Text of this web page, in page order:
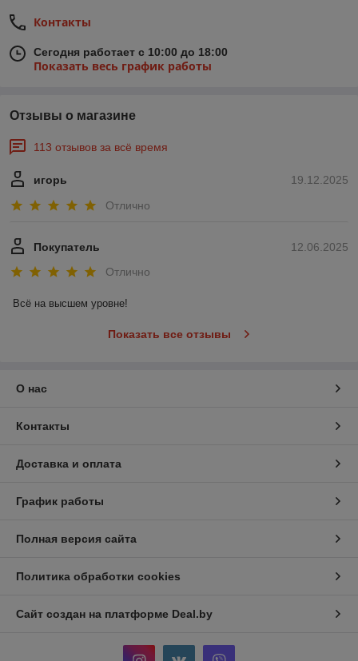
Контакты
Сегодня работает с 10:00 до 18:00
Показать весь график работы
Отзывы о магазине
113 отзывов за всё время
19.12.2025
игорь
Отлично
12.06.2025
Покупатель
Отлично
Всё на высшем уровне!
Показать все отзывы
О нас
Контакты
Доставка и оплата
График работы
Полная версия сайта
Политика обработки cookies
Сайт создан на платформе Deal.by